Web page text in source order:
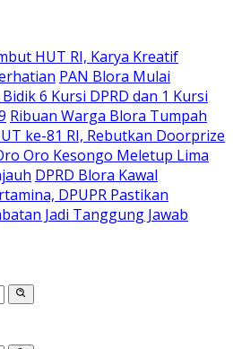
HUT RI, Karya Kreatif
‎PAN Blora Mulai
6 Kursi DPRD dan 1 Kursi
Ribuan Warga Blora Tumpah
ke-81 RI, Rebutkan Doorprize
Oro Kesongo Meletup Lima
DPRD Blora Kawal
DPUPR Pastikan
Jadi Tanggung Jawab